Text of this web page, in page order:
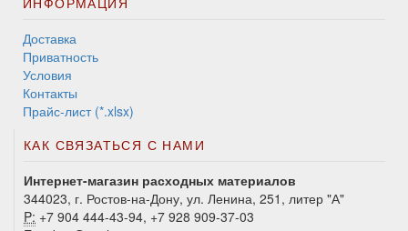
Доставка
Приватность
Условия
Контакты
Прайс-лист (*.xlsx)
КАК СВЯЗАТЬСЯ С НАМИ
Интернет-магазин расходных материалов
344023, г. Ростов-на-Дону, ул. Ленина, 251, литер "А"
P: +7 904 444-43-94, +7 928 909-37-03